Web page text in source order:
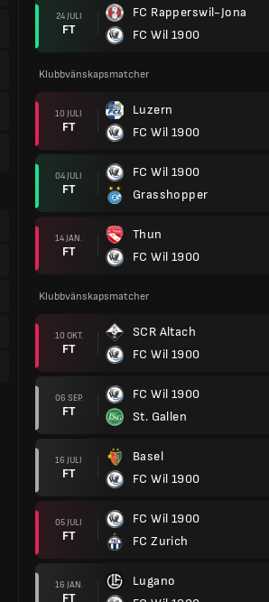
24 JULI
FT
FC Rapperswil-Jona
FC Wil 1900
Klubbvänskapsmatcher
10 JULI
FT
Luzern
FC Wil 1900
04 JULI
FT
FC Wil 1900
Grasshopper
14 JAN.
FT
Thun
FC Wil 1900
Klubbvänskapsmatcher
10 OKT.
FT
SCR Altach
FC Wil 1900
06 SEP.
FT
FC Wil 1900
St. Gallen
16 JULI
FT
Basel
FC Wil 1900
05 JULI
FT
FC Wil 1900
FC Zurich
16 JAN.
FT
Lugano